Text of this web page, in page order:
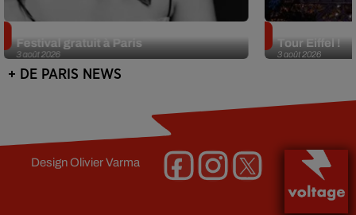
3 août 2026
Festival gratuit à Paris
3 août 2026
Tour Eiffel !
+ DE PARIS NEWS
DesignOlivier Varma